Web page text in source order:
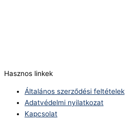
Hasznos linkek
Általános szerződési feltételek
Adatvédelmi nyilatkozat
Kapcsolat